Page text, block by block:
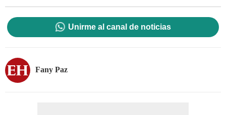
Unirme al canal de noticias
Fany Paz